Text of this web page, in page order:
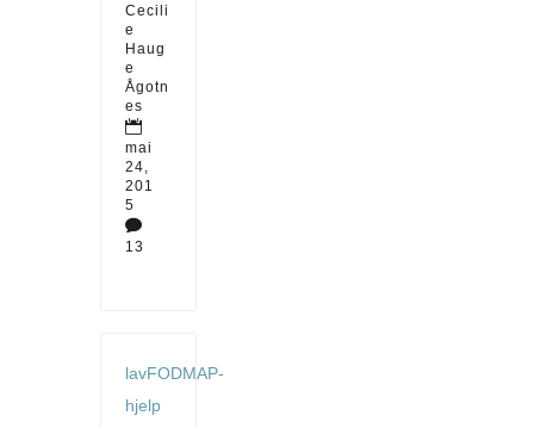
Cecili
e
Haug
e
Ågotn
es

mai
24,
201
5

13
lavFODMAP-
hjelp